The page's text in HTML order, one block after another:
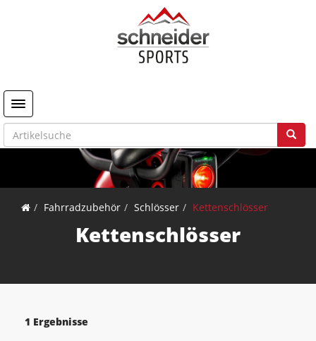
Toggle navigation
Fahrradzubehör Schlösser Kettenschlösser
Kettenschlösser
1 Ergebnisse